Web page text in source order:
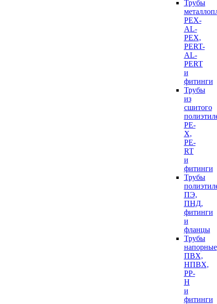
Трубы
PEX-
AL-
PEX,
PERT-
AL-
PERT
и
фитинги
Трубы
из
сшитого
PE-
X,
PE-
RT
и
фитинги
Трубы
ПЭ,
ПНД,
фитинги
и
фланцы
Трубы
напорные
ПВХ,
НПВХ,
PP-
H
и
фитинги